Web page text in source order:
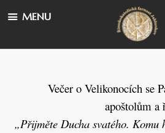
Večer o Velikonocích se
apoštolům
„Přijměte Ducha svatého. Komu
MENU